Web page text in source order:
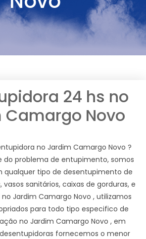
24 hs no
Novo
no Jardim Camargo Novo ?
do problema de entupimento, somos
qualquer tipo de desentupimento de
vasos sanitários, caixas de gorduras, e
Jardim Camargo Novo , utilizamos
para todo tipo especifico de
no Jardim Camargo Novo , em
fornecemos o menor